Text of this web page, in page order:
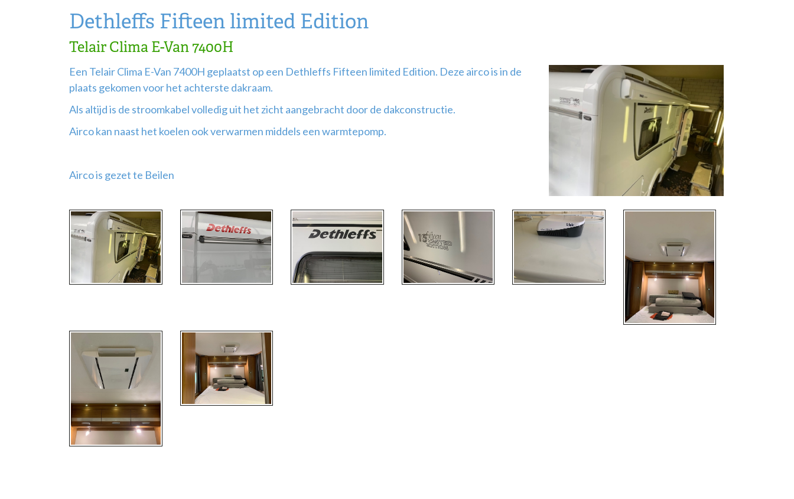
Dethleffs Fifteen limited Edition
Telair Clima E-Van 7400H
Een Telair Clima E-Van 7400H geplaatst op een Dethleffs Fifteen limited Edition. Deze airco is in de
plaats gekomen voor het achterste dakraam.
Als altijd is de stroomkabel volledig uit het zicht aangebracht door de dakconstructie.
Airco kan naast het koelen ook verwarmen middels een warmtepomp.
Airco is gezet te Beilen